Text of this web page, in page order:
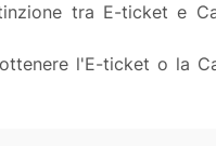
tra E-ticket e
l'E-ticket o la